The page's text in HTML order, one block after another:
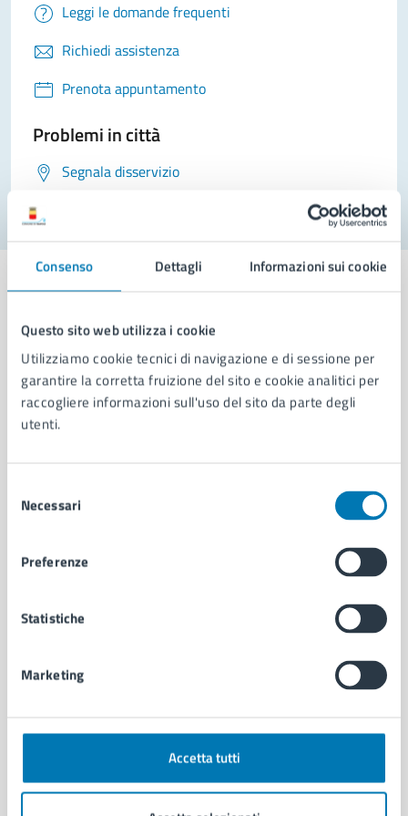
Consenso Dettagli Informazioni sui cookie
Questo sito web utilizza i cookie
Utilizziamo cookie tecnici di navigazione e di sessione per
garantire la corretta fruizione del sito e cookie analitici per
raccogliere informazioni sull'uso del sito da parte degli
utenti.
delNecessari
Preferenze
Statistiche
Marketing
Accetta tutti
Leggi le domande frequenti
Richiedi assistenza
Prenota appuntamento
Problemi in città
Segnala disservizio
Comune di Napoli
AMMINISTRAZIONE
Aree amministrative
Uffici
Personale amministrativo
Intranet, posta aziendale e protocollo
CATEGORIE DI SERVIZIO
Autorizzazioni
Documenti e certificati
Educazione e formazione